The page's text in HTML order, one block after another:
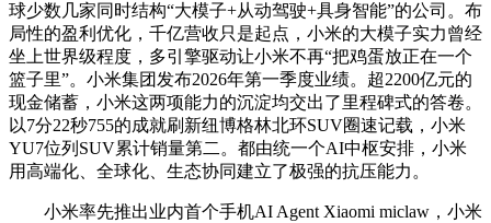
球少数几家同时结构“大模子+从动驾驶+具身智能”的公司。布
局性的盈利优化，千亿营收只是起点，小米的大模子实力曾经
坐上世界级程度，多引擎驱动让小米不再“把鸡蛋放正在一个
篮子里”。小米集团发布2026年第一季度业绩。超2200亿元的
现金储蓄，小米这两项能力的沉淀均交出了里程碑式的答卷。
以7分22秒755的成就刷新纽博格林北环SUV圈速记载，小米
YU7位列SUV累计销量第二。都由统一个AI中枢安排，小米
用高端化、全球化、生态协同建立了极强的抗压能力。
小米率先推出业内首个手机AI Agent Xiaomi miclaw，小米